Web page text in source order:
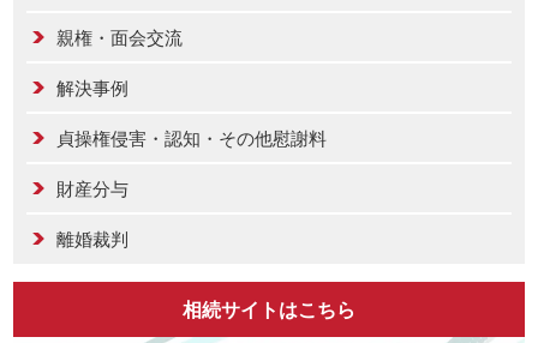
親権・面会交流
解決事例
貞操権侵害・認知・その他慰謝料
財産分与
離婚裁判
相続サイトはこちら